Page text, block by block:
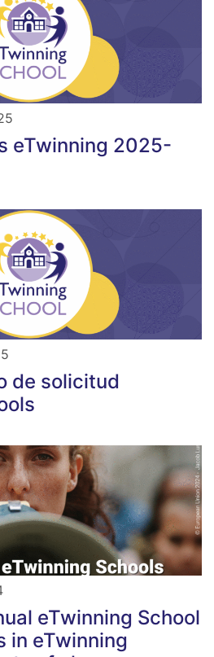
eTwinning 2025-
de solicitud
eTwinning School
in eTwinning